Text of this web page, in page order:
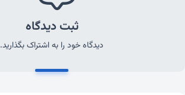
ثبت دیدگاه
دیدگاه خود را به اشتراک بگذارید.